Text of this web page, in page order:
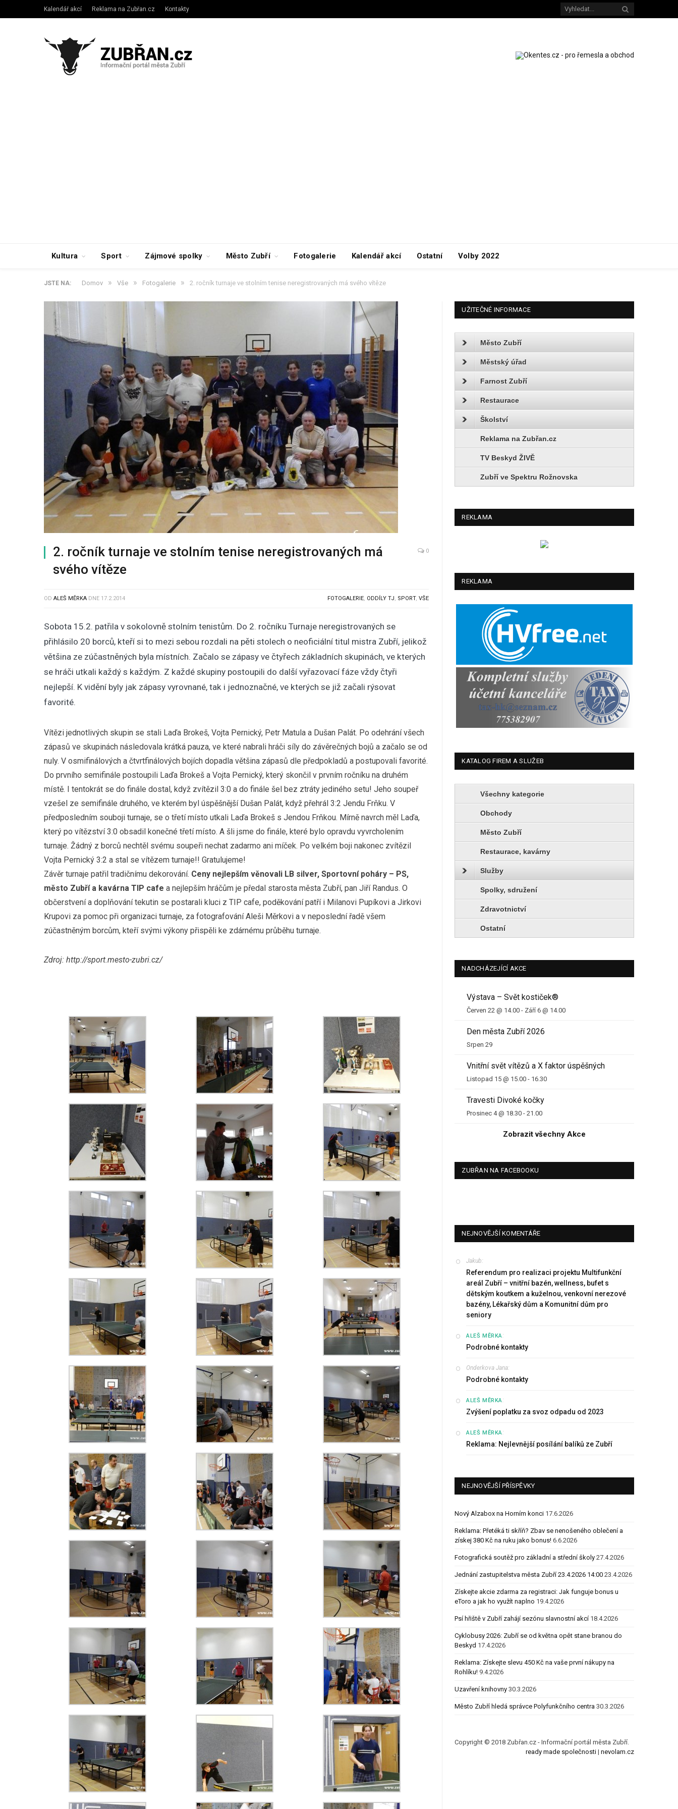
Kalendář akcí Reklama na Zubřan.cz Kontakty
Kultura Sport Zájmové spolky Město Zubří Fotogalerie Kalendář akcí Ostatní Volby 2022
JSTE NA: Domov » Vše » Fotogalerie » 2. ročník turnaje ve stolním tenise neregistrovaných má svého vítěze
2. ročník turnaje ve stolním tenise neregistrovaných má
svého vítěze
0
OD ALEŠ MĚRKA DNE 17.2.2014 FOTOGALERIE, ODDÍLY TJ, SPORT,VŠE
Sobota 15.2. patřila v sokolovně stolním tenistům. Do 2. ročníku Turnaje neregistrovaných se
přihlásilo 20 borců, kteří si to mezi sebou rozdali na pěti stolech o neoficiální titul mistra Zubří, jelikož
většina ze zúčastněných byla místních. Začalo se zápasy ve čtyřech základních skupinách, ve kterých
se hráči utkali každý s každým. Z každé skupiny postoupili do další vyřazovací fáze vždy čtyři
nejlepší. K vidění byly jak zápasy vyrovnané, tak i jednoznačné, ve kterých se již začali rýsovat
favorité.
Vítězi jednotlivých skupin se stali Laďa Brokeš, Vojta Pernický, Petr Matula a Dušan Palát. Po odehrání všech
zápasů ve skupinách následovala krátká pauza, ve které nabrali hráči síly do závěrečných bojů a začalo se od
nuly. V osmifinálových a čtvrtfinálových bojích dopadla většina zápasů dle předpokladů a postupovali favorité.
Do prvního semifinále postoupili Laďa Brokeš a Vojta Pernický, který skončil v prvním ročníku na druhém
místě. I tentokrát se do finále dostal, když zvítězil 3:0 a do finále šel bez ztráty jediného setu! Jeho soupeř
vzešel ze semifinále druhého, ve kterém byl úspěšnější Dušan Palát, když přehrál 3:2 Jendu Frňku. V
předposledním souboji turnaje, se o třetí místo utkali Laďa Brokeš s Jendou Frňkou. Mírně navrch měl Laďa,
který po vítězství 3:0 obsadil konečné třetí místo. A šli jsme do finále, které bylo opravdu vyvrcholením
turnaje. Žádný z borců nechtěl svému soupeři nechat zadarmo ani míček. Po velkém boji nakonec zvítězil
Vojta Pernický 3:2 a stal se vítězem turnaje!! Gratulujeme!
Závěr turnaje patřil tradičnímu dekorování. Ceny nejlepším věnovali LB silver, Sportovní poháry – PS,
město Zubří a kavárna TIP cafe a nejlepším hráčům je předal starosta města Zubří, pan Jiří Randus. O
občerstvení a doplňování tekutin se postarali kluci z TIP cafe, poděkování patří i Milanovi Pupíkovi a Jirkovi
Krupovi za pomoc při organizaci turnaje, za fotografování Aleši Měrkovi a v neposlední řadě všem
zúčastněným borcům, kteří svými výkony přispěli ke zdárnému průběhu turnaje.
Zdroj: http://sport.mesto-zubri.cz/
UŽITEČNÉ INFORMACE
Město Zubří
Městský úřad
Farnost Zubří
Restaurace
Školství
Reklama na Zubřan.cz
TV Beskyd ŽIVĚ
Zubří ve Spektru Rožnovska
REKLAMA
REKLAMA
KATALOG FIREM A SLUŽEB
Všechny kategorie
Obchody
Město Zubří
Restaurace, kavárny
Služby
Spolky, sdružení
Zdravotnictví
Ostatní
NADCHÁZEJÍCÍ AKCE
Výstava – Svět kostiček®
Červen 22 @ 14.00 - Září 6 @ 14.00
Den města Zubří 2026
Srpen 29
Vnitřní svět vítězů a X faktor úspěšných
Listopad 15 @ 15.00 - 16.30
Travesti Divoké kočky
Prosinec 4 @ 18.30 -21.00
Zobrazit všechny Akce
ZUBŘAN NA FACEBOOKU
NEJNOVĚJŠÍ KOMENTÁŘE
Jakub:
Referendum pro realizaci projektu Multifunkční
areál Zubří – vnitřní bazén, wellness, bufet s
dětským koutkem a kuželnou, venkovní nerezové
bazény, Lékařský dům a Komunitní dům pro
seniory
ALEŠ MĚRKA:
Podrobné kontakty
Onderkova Jana:
Podrobné kontakty
ALEŠ MĚRKA:
Zvýšení poplatku za svoz odpadu od 2023
ALEŠ MĚRKA:
Reklama: Nejlevnější posílání balíků ze Zubří
NEJNOVĚJŠÍ PŘÍSPĚVKY
Nový Alzabox na Horním konci 17.6.2026
Reklama: Přetéká ti skříň? Zbav se nenošeného oblečení a
získej 380 Kč na ruku jako bonus! 6.6.2026
Fotografická soutěž pro základní a střední školy 27.4.2026
Jednání zastupitelstva města Zubří 23.4.2026 14:00 23.4.2026
Získejte akcie zdarma za registraci: Jak funguje bonus u
eToro a jak ho využít naplno 19.4.2026
Psí hřiště v Zubří zahájí sezónu slavnostní akcí 18.4.2026
Cyklobusy 2026: Zubří se od května opět stane branou do
Beskyd 17.4.2026
Reklama: Získejte slevu 450 Kč na vaše první nákupy na
Rohlíku! 9.4.2026
Uzavření knihovny 30.3.2026
Město Zubří hledá správce Polyfunkčního centra 30.3.2026
Copyright © 2018 Zubřan.cz - Informační portál města Zubří.
ready made společnosti| nevolam.cz